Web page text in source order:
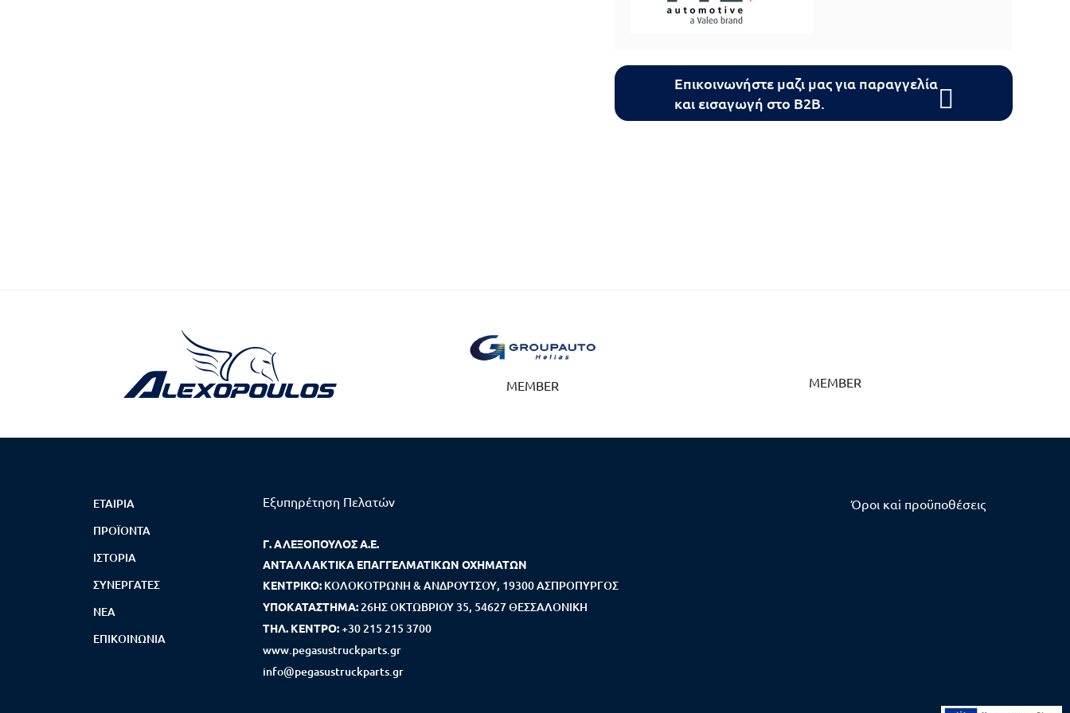
Επικοινωνήστε μαζι μας για παραγγελία
και εισαγωγή στο B2B.
MEMBER MEMBER
ΕΤΑΙΡΊΑ
ΠΡΟΪΌΝΤΑ
ΙΣΤΟΡΊΑ
ΣΥΝΕΡΓΆΤΕΣ
ΝΈΑ
ΕΠΙΚΟΙΝΩΝΊΑ
Εξυπηρέτηση Πελατών
Γ. ΑΛΕΞΟΠΟΥΛΟΣ Α.Ε.
ΑΝΤΑΛΛΑΚΤΙΚΑ ΕΠΑΓΓΕΛΜΑΤΙΚΩΝ ΟΧΗΜΑΤΩΝ
ΚΕΝΤΡΙΚΟ: ΚΟΛΟΚΟΤΡΩΝΗ & ΑΝΔΡΟΥΤΣΟΥ, 19300 ΑΣΠΡΟΠΥΡΓΟΣ
ΥΠΟΚΑΤΑΣΤΗΜΑ: 26ΗΣ ΟΚΤΩΒΡΙΟΥ 35, 54627 ΘΕΣΣΑΛΟΝΙΚΗ
ΤΗΛ. ΚΕΝΤΡΟ:+30 215 215 3700
www.pegasustruckparts.gr
info@pegasustruckparts.gr
Όροι καi προϋποθέσεις